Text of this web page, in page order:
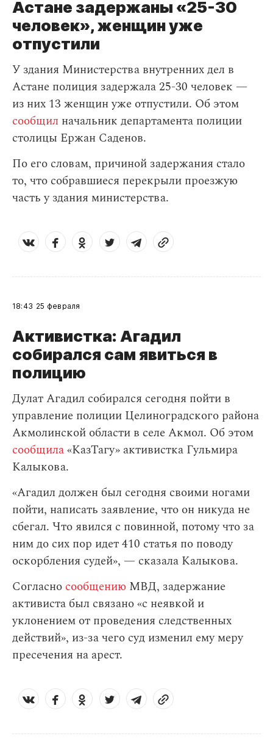
Астане задержаны «25-30
человек», женщин уже
отпустили
У здания Министерства внутренних дел в
Астане полиция задержала 25-30 человек —
из них 13 женщин уже отпустили. Об этом
сообщил начальник департамента полиции
столицы Ержан Саденов.
По его словам, причиной задержания стало
то, что собравшиеся перекрыли проезжую
часть у здания министерства.
18:43 25 февраля
Активистка: Агадил
собирался сам явиться в
полицию
Дулат Агадил собирался сегодня пойти в
управление полиции Целиноградского района
Акмолинской области в селе Акмол. Об этом
сообщила«КазТагу» активистка Гульмира
Калыкова.
«Агадил должен был сегодня своими ногами
пойти, написать заявление, что он никуда не
сбегал. Что явился с повинной, потому что за
ним до сих пор идет 410 статья по поводу
оскорбления судей», — сказала Калыкова.
Согласно сообщению МВД, задержание
активиста был связано «с неявкой и
уклонением от проведения следственных
действий», из-за чего суд изменил ему меру
пресечения на арест.